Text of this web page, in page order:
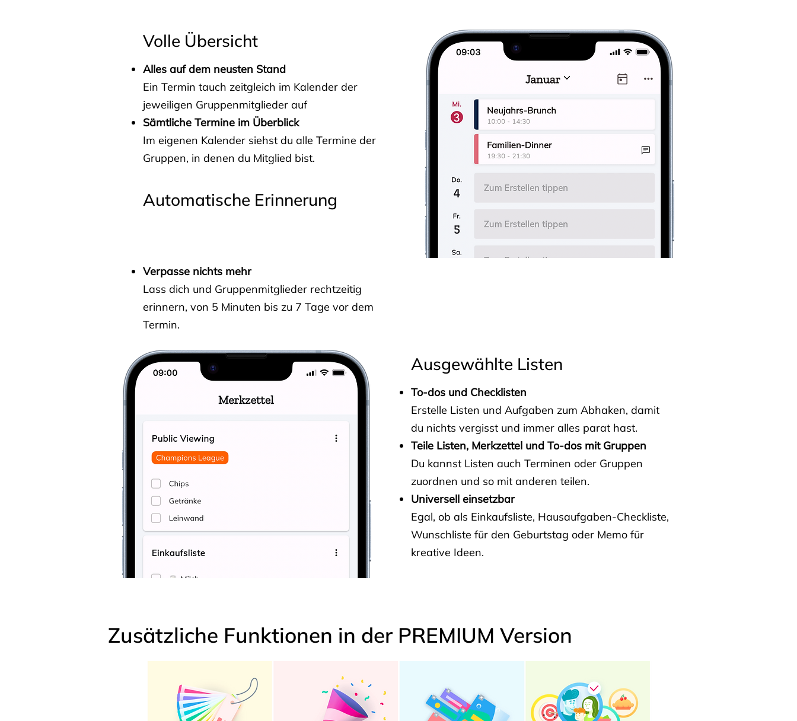
Volle Übersicht
Alles auf dem neusten Stand
Ein Termin tauch zeitgleich im Kalender der
jeweiligen Gruppenmitglieder auf
Sämtliche Termine im Überblick
Im eigenen Kalender siehst du alle Termine der
Gruppen, in denen du Mitglied bist.
Automatische Erinnerung
Verpasse nichts mehr
Lass dich und Gruppenmitglieder rechtzeitig
erinnern, von 5 Minuten bis zu 7 Tage vor dem
Termin.
Ausgewählte Listen
To-dos und Checklisten
Erstelle Listen und Aufgaben zum Abhaken, damit
du nichts vergisst und immer alles parat hast.
Teile Listen, Merkzettel und To-dos mit Gruppen
Du kannst Listen auch Terminen oder Gruppen
zuordnen und so mit anderen teilen.
Universell einsetzbar
Egal, ob als Einkaufsliste, Hausaufgaben-Checkliste,
Wunschliste für den Geburtstag oder Memo für
kreative Ideen.
Zusätzliche Funktionen in der PREMIUM Version